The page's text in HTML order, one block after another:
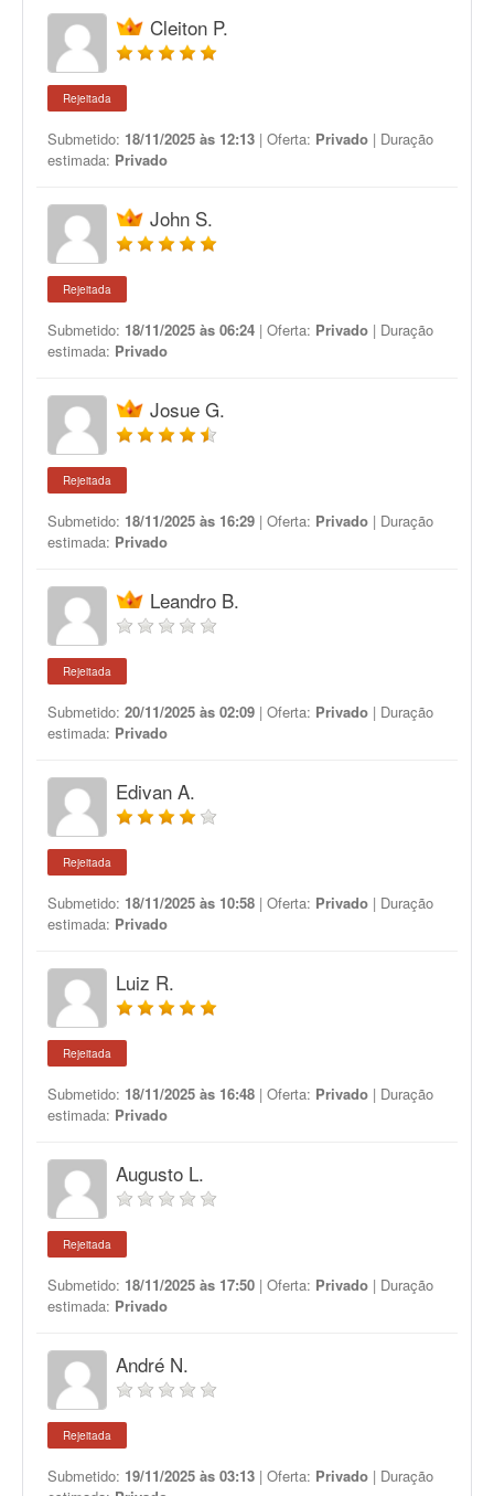
Cleiton P.
Rejeitada
Submetido: 18/11/2025 às 12:13 | Oferta: Privado | Duração
estimada: Privado
John S.
Rejeitada
Submetido: 18/11/2025 às 06:24 | Oferta: Privado | Duração
estimada: Privado
Josue G.
Rejeitada
Submetido: 18/11/2025 às 16:29 | Oferta: Privado | Duração
estimada: Privado
Leandro B.
Rejeitada
Submetido: 20/11/2025 às 02:09 | Oferta: Privado | Duração
estimada: Privado
Edivan A.
Rejeitada
Submetido: 18/11/2025 às 10:58 | Oferta: Privado | Duração
estimada: Privado
Luiz R.
Rejeitada
Submetido: 18/11/2025 às 16:48 | Oferta: Privado | Duração
estimada: Privado
Augusto L.
Rejeitada
Submetido: 18/11/2025 às 17:50 | Oferta: Privado | Duração
estimada: Privado
André N.
Rejeitada
Submetido: 19/11/2025 às 03:13 | Oferta: Privado | Duração